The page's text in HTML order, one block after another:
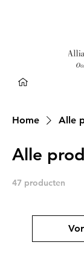
Home Alle
Alle
47 producten